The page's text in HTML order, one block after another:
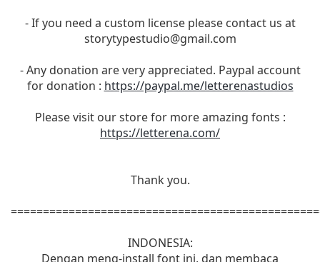
- If you need a custom license please contact us at
storytypestudio@gmail.com
- Any donation are very appreciated. Paypal account
for donation : https://paypal.me/letterenastudios
Please visit our store for more amazing fonts :
https://letterena.com/
Thank you.
INDONESIA:
Dengan meng-install font ini, dan membaca